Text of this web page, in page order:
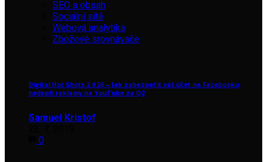
SEO a obsah
Sociální sítě
Webová analytika
Zbožové srovnávače
Digital Hot Shots 2 #26 – Jak zabezpečit váš účet na Facebooku,
nejlepší reklamy na YouTube za Q2
Samuel Kristof
0